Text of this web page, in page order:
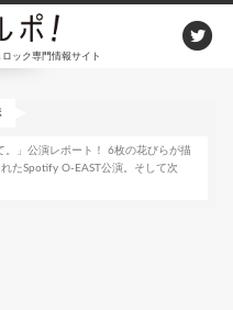
ック専門情報サイト
」公演レポート！ 6枚の花びらが描
たSpotify O-EAST公演。そして次